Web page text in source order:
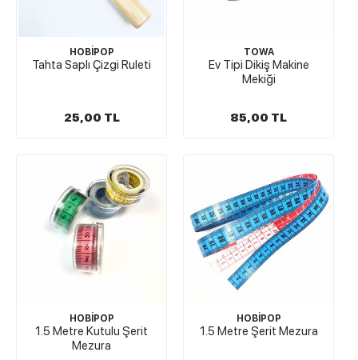
HOBİPOP
Tahta Saplı Çizgi Ruleti
25,00 TL
TOWA
Ev Tipi Dikiş Makine
Mekiği
85,00 TL
HOBİPOP
1.5 Metre Kutulu Şerit
Mezura
HOBİPOP
1.5 Metre Şerit Mezura